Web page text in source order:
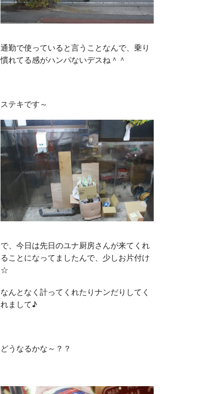
通勤で使っていると言うことなんで、乗り
慣れてる感がハンパないデスね＾＾
ステキです～
で、今日は先日のユナ厨房さんが来てくれ
ることになってましたんで、少しお片付け
☆
なんとなく計ってくれたりナンだりしてく
れまして♪
どうなるかな～？？